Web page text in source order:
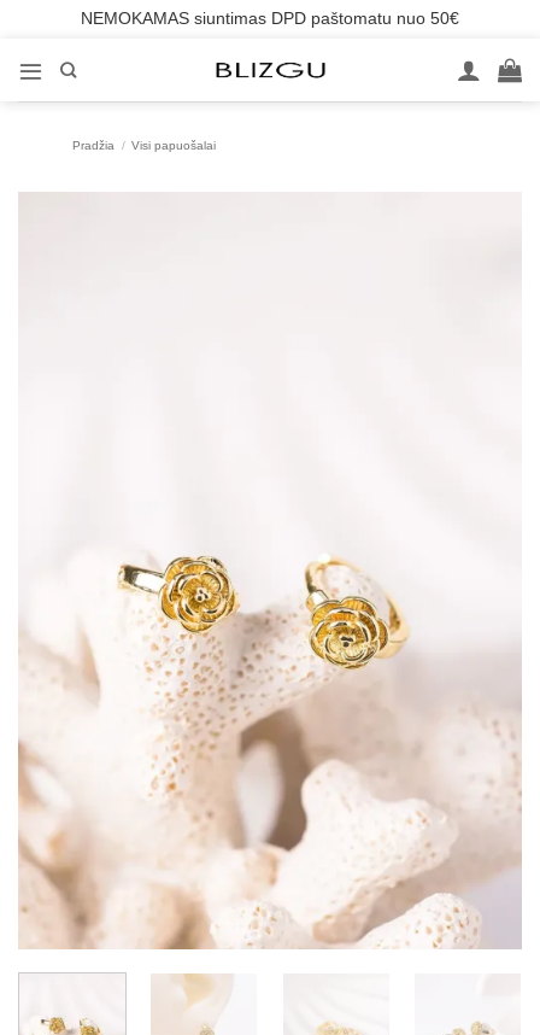
NEMOKAMAS siuntimas DPD paštomatu nuo 50€
content
Pradžia / Visi papuošalai